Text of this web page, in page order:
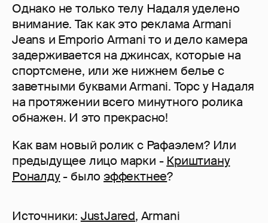
Однако не только телу Надаля уделено
внимание. Так как это реклама Armani
Jeans и Emporio Armani то и дело камера
задерживается на джинсах, которые на
спортсмене, или же нижнем белье с
заветными буквами Armani. Торс у Надаля
на протяжении всего минутного ролика
обнажен. И это прекрасно!
Как вам новый ролик с Рафаэлем? Или
предыдущее лицо марки - Криштиану
Роналду- былоэффектнее?
Источники: JustJared, Armani